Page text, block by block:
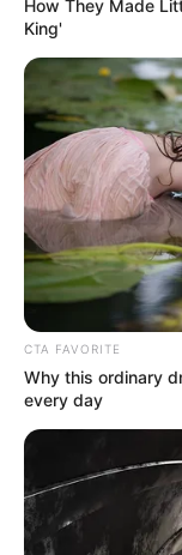
TEMAS
FUERTES
LIGA
CORTES DE
FENÓMENO
How They Made
King'
CTA FAVORITE
Why this ordinary
every day